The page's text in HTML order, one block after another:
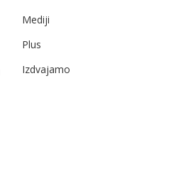
Mediji
Plus
Izdvajamo